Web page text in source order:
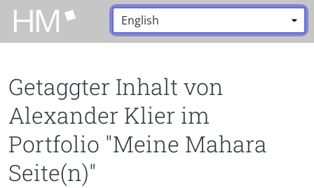
Zum Hauptinhalt zurückspringen
Sprache:
Getaggter Inhalt von
Alexander Klier im
Portfolio "Meine Mahara
Seite(n)"